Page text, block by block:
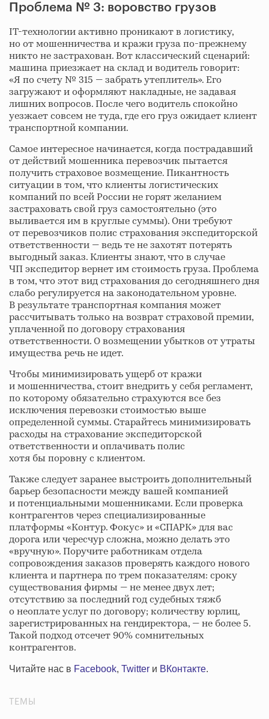
Проблема № 3: воровство грузов
IT-технологии активно проникают в логистику,
но от мошенничества и кражи груза по-прежнему
никто не застрахован. Вот классический сценарий:
машина приезжает на склад и водитель говорит:
«Я по счету № 315 — забрать утеплитель». Его
загружают и оформляют накладные, не задавая
лишних вопросов. После чего водитель спокойно
уезжает совсем не туда, где его груз ожидает клиент
транспортной компании.
Самое интересное начинается, когда пострадавший
от действий мошенника перевозчик пытается
получить страховое возмещение. Пикантность
ситуации в том, что клиенты логистических
компаний по всей России не горят желанием
застраховать свой груз самостоятельно (это
выливается им в круглые суммы). Они требуют
от перевозчиков полис страхования экспедиторской
ответственности — ведь те не захотят потерять
выгодный заказ. Клиенты знают, что в случае
ЧП экспедитор вернет им стоимость груза. Проблема
в том, что этот вид страхования до сегодняшнего дня
слабо регулируется на законодательном уровне.
В результате транспортная компания может
рассчитывать только на возврат страховой премии,
уплаченной по договору страхования
ответственности. О возмещении убытков от утраты
имущества речь не идет.
Чтобы минимизировать ущерб от кражи
и мошенничества, стоит внедрить у себя регламент,
по которому обязательно страхуются все без
исключения перевозки стоимостью выше
определенной суммы. Старайтесь минимизировать
расходы на страхование экспедиторской
ответственности и оплачивать полис
хотя бы поровну с клиентом.
Также следует заранее выстроить дополнительный
барьер безопасности между вашей компанией
и потенциальными мошенниками. Если проверка
контрагентов через специализированные
платформы «Контур. Фокус» и «СПАРК» для вас
дорога или чересчур сложна, можно делать это
«вручную». Поручите работникам отдела
сопровождения заказов проверять каждого нового
клиента и партнера по трем показателям: сроку
существования фирмы — не менее двух лет;
отсутствию за последний год судебных тяжб
о неоплате услуг по договору; количеству юрлиц,
зарегистрированных на гендиректора, — не более 5.
Такой подход отсечет 90% сомнительных
контрагентов.
Читайте нас в Facebook, Twitter и ВКонтакте.
ТЕМЫ